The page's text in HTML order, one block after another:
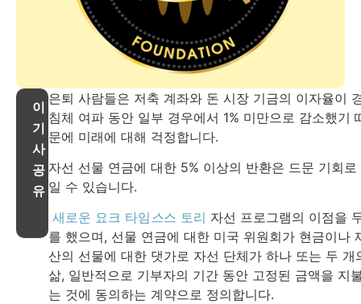
이
기
사
공
유
은퇴 사람들은 저축 계좌와 돈 시장 기금의 이자율이
침체 여파 동안 일부 경우에서 1% 미만으로 감소했기
문에 미래에 대해 걱정합니다.
자선 선물 연금에 대한 5% 이상의 반환은 드문 기회로
일 수 있습니다.
새로운 요크 타임스스 토리 자선 프로그램의 이점을
를 했으며, 선물 연금에 대한 미국 위원회가 현금이나
산의 선물에 대한 댓가로 자선 단체가 하나 또는 두 개
삶, 일반적으로 기부자의 기간 동안 고정된 금액을 지
는 것에 동의하는 계약으로 정의합니다.